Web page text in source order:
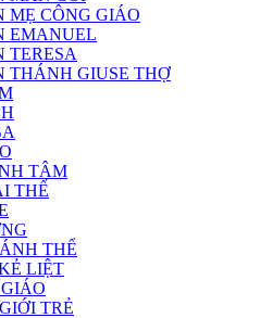
MẸ CÔNG GIÁO
EMANUEL
TERESA
THÁNH GIUSE THỢ
TÂM
THẾ
THỂ
LIỆT
TRẺ